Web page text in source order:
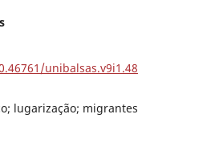
unibalsas.v9i1.48
lugarização; migrantes